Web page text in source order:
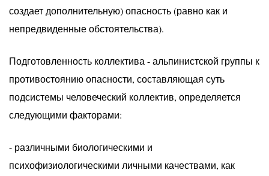
создает дополнительную) опасность (равно как и
непредвиденные обстоятельства).
Подготовленность коллектива - альпинистской группы к
противостоянию опасности, составляющая суть
подсистемы человеческий коллектив, определяется
следующими факторами:
- различными биологическими и
психофизиологическими личными качествами, как